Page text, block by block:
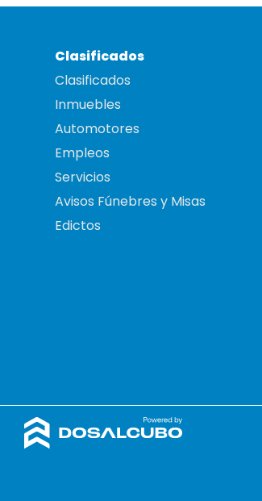
Clasificados
Clasificados
Inmuebles
Automotores
Empleos
Servicios
Avisos Fúnebres y Misas
Edictos